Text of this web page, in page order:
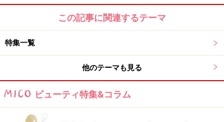
この記事に関連するテーマ
特集一覧
他のテーマも見る
ビューティ特集&コラム